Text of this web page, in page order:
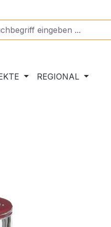
REGIONAL